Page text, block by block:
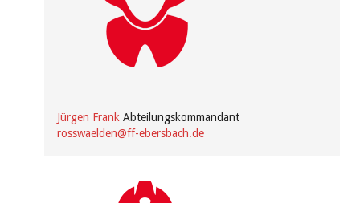
Jürgen Frank Abteilungskommandant
rosswaelden@ff-ebersbach.de